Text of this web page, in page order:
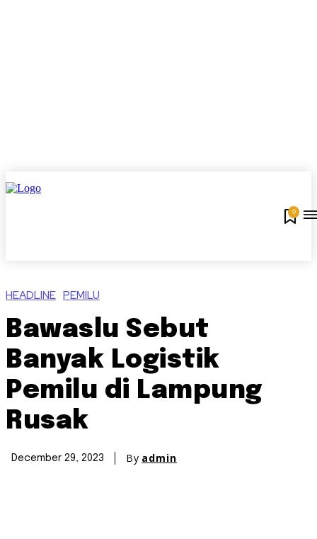
0
HEADLINE PEMILU
Bawaslu Sebut
Banyak Logistik
Pemilu di Lampung
Rusak
December 29, 2023 By admin